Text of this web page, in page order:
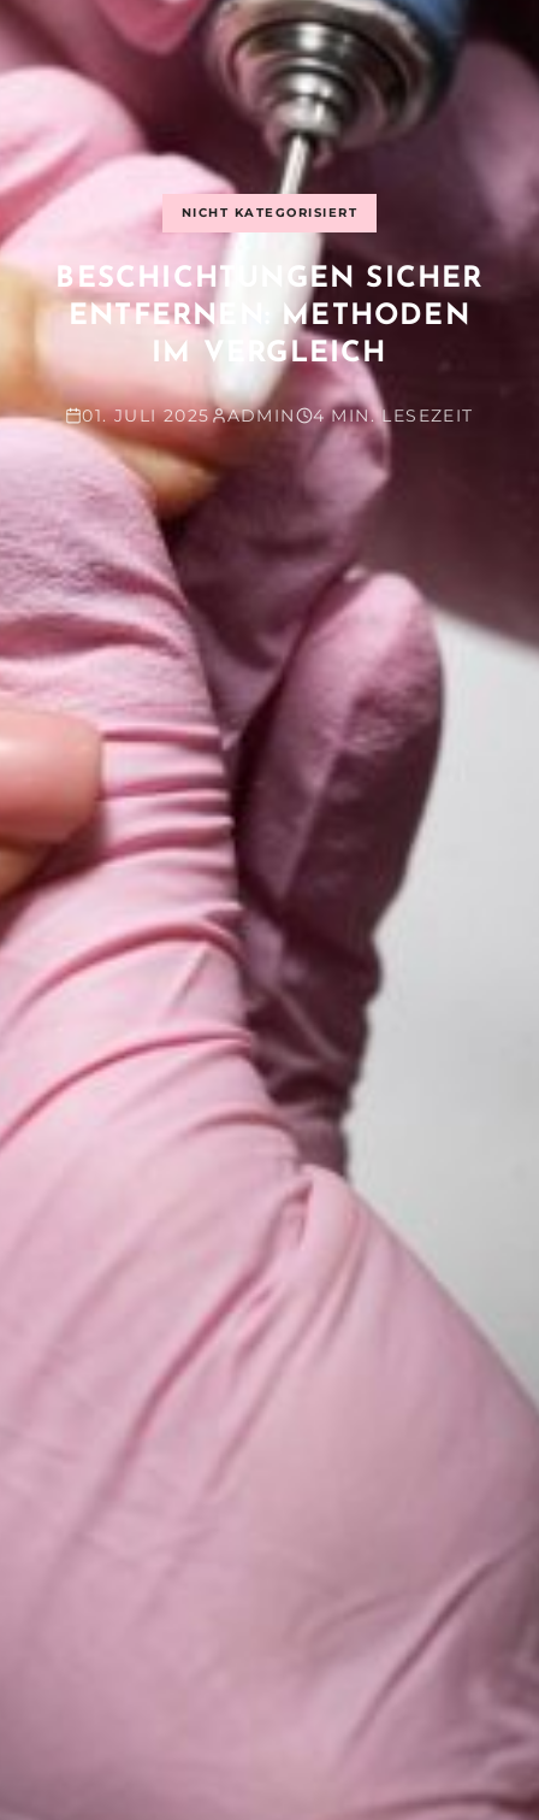
NICHT KATEGORISIERT
BESCHICHTUNGEN SICHER
ENTFERNEN: METHODEN
IM VERGLEICH
01. JULI 2025 ADMIN 4 MIN. LESEZEIT